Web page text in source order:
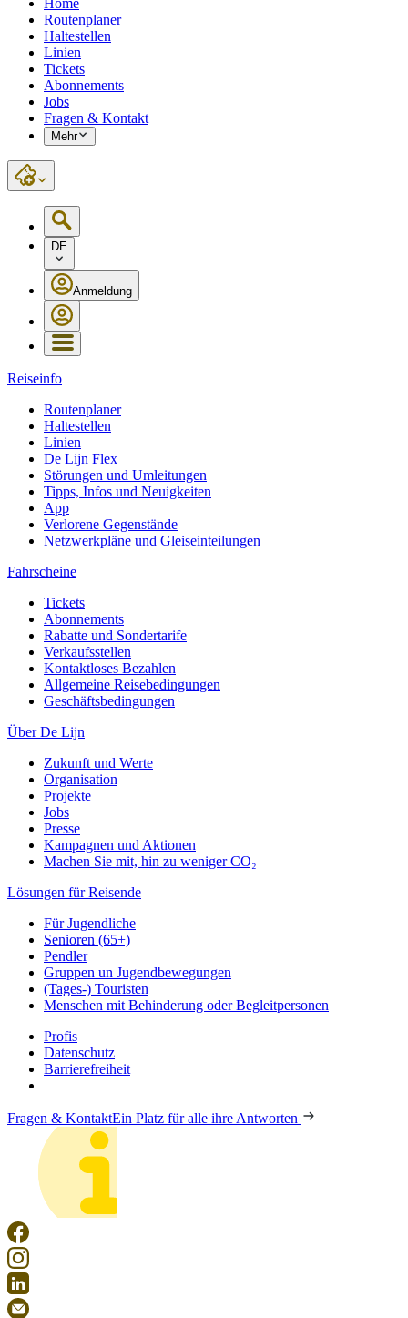
Home
Routenplaner
Haltestellen
Linien
Tickets
Abonnements
Jobs
Fragen & Kontakt
Mehr
DE
Anmeldung
Reiseinfo
Routenplaner
Haltestellen
Linien
De Lijn Flex
Störungen und Umleitungen
Tipps, Infos und Neuigkeiten
App
Verlorene Gegenstände
Netzwerkpläne und Gleiseinteilungen
Fahrscheine
Tickets
Abonnements
Rabatte und Sondertarife
Verkaufsstellen
Kontaktloses Bezahlen
Allgemeine Reisebedingungen
Geschäftsbedingungen
Über De Lijn
Zukunft und Werte
Organisation
Projekte
Jobs
Presse
Kampagnen und Aktionen
Machen Sie mit, hin zu weniger CO₂
Lösungen für Reisende
Für Jugendliche
Senioren (65+)
Pendler
Gruppen un Jugendbewegungen
(Tages-) Touristen
Menschen mit Behinderung oder Begleitpersonen
Profis
Datenschutz
Barrierefreiheit
Fragen & KontaktEin Platz für alle ihre Antworten